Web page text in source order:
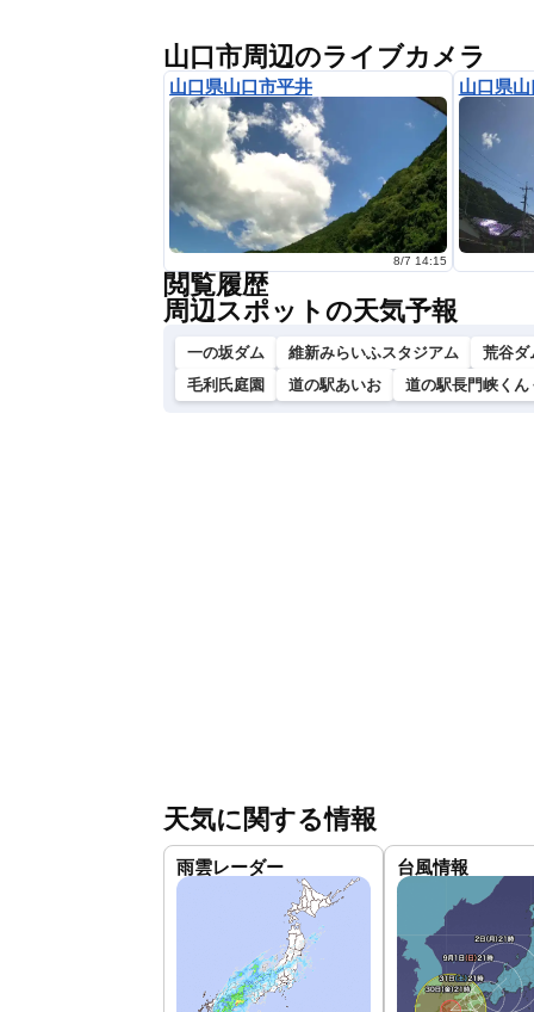
山口市周辺のライブカメラ
山口県山口市平井
8/7 14:15
山口県
閲覧履歴
周辺スポットの天気予報
一の坂ダム 維新みらいふスタジアム
荒谷ダ
毛利氏庭園
道の駅あいお 道の駅長門峡くん
天気に関する情報
雨雲レーダー 台風情報